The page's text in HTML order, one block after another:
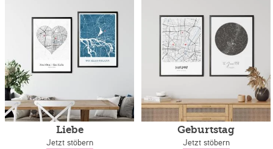
Liebe
Jetzt stöbern
Geburtstag
Jetzt stöbern